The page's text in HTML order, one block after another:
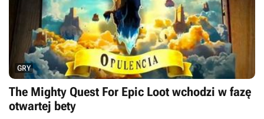
GRY
The Mighty Quest For Epic Loot wchodzi w fazę
otwartej bety